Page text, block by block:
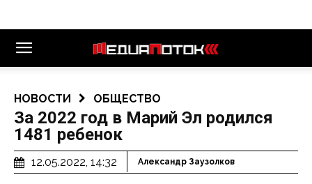
НОВОСТИ ОБЩЕСТВО
За 2022 год в Марий Эл родился
1481 ребенок
12.05.2022, 14:32 Александр Заузолков